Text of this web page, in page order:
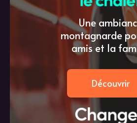
Une
montagnarde
amis et la
Découvrir